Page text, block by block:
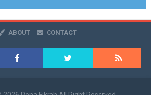
ABOUT CONTACT